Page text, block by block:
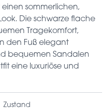
einen sommerlichen,
Die schwarze flache
Tragekomfort,
den Fuß elegant
bequemen Sandalen
eine luxuriöse und
Zustand